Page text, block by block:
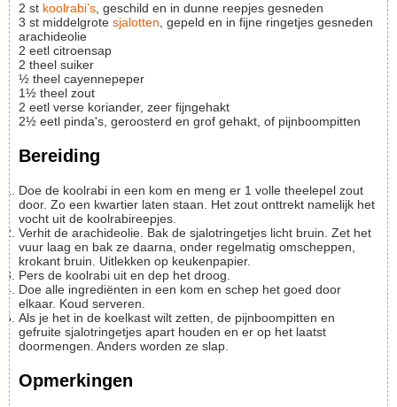
2 st koolrabi’s , geschild en in dunne reepjes gesneden
3 st middelgrote sjalotten , gepeld en in fijne ringetjes gesneden
arachideolie
2 eetl citroensap
2 theel suiker
½ theel cayennepeper
1½ theel zout
2 eetl verse koriander, zeer fijngehakt
2½ eetl pinda's, geroosterd en grof gehakt, of pijnboompitten
Bereiding
Doe de koolrabi in een kom en meng er 1 volle theelepel zout
door. Zo een kwartier laten staan. Het zout onttrekt namelijk het
vocht uit de koolrabireepjes.
Verhit de arachideolie. Bak de sjalotringetjes licht bruin. Zet het
vuur laag en bak ze daarna, onder regelmatig omscheppen,
krokant bruin. Uitlekken op keukenpapier.
Pers de koolrabi uit en dep het droog.
Doe alle ingrediënten in een kom en schep het goed door
elkaar. Koud serveren.
Als je het in de koelkast wilt zetten, de pijnboompitten en
gefruite sjalotringetjes apart houden en er op het laatst
doormengen. Anders worden ze slap.
Opmerkingen